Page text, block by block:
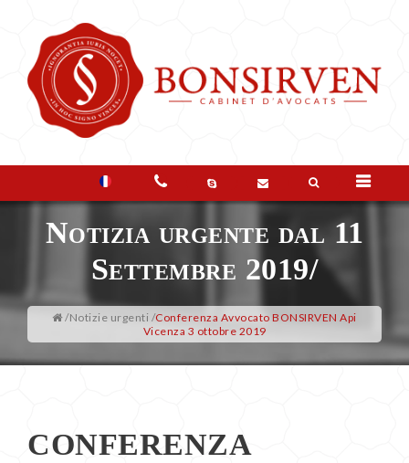
LO
VOSTRI
FREQUENTI
Notizia urgente dal 11
Settembre 2019/
/Notizie urgenti /Conferenza Avvocato BONSIRVEN Api
Vicenza 3 ottobre 2019
CONFERENZA